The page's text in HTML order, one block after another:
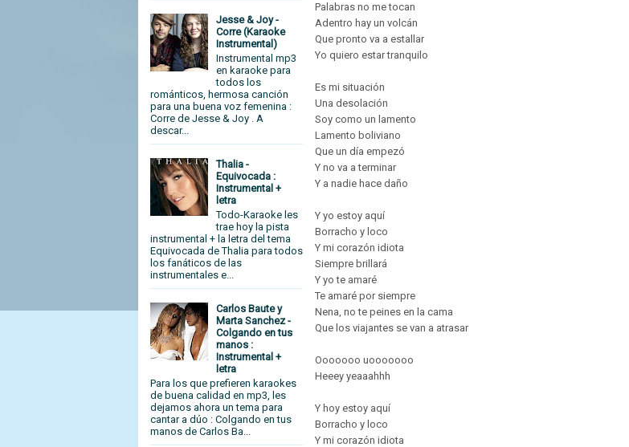
Jesse & Joy -
Corre (Karaoke
Instrumental)
Instrumental mp3
en karaoke para
todos los
románticos, hermosa canción
para una buena voz femenina :
Corre de Jesse & Joy . A
descar...
Thalia -
Equivocada :
Instrumental +
letra
Todo-Karaoke les
trae hoy la pista
instrumental + la letra del tema
Equivocada de Thalia para todos
los fanáticos de las
instrumentales e...
Carlos Baute y
Marta Sanchez -
Colgando en tus
manos :
Instrumental +
letra
Para los que prefieren karaokes
de buena calidad en mp3, les
dejamos ahora un tema para
cantar a dúo : Colgando en tus
manos de Carlos Ba...
Palabras no me tocan
Adentro hay un volcán
Que pronto va a estallar
Yo quiero estar tranquilo
Es mi situación
Una desolación
Soy como un lamento
Lamento boliviano
Que un día empezó
Y no va a terminar
Y a nadie hace daño
Y yo estoy aquí
Borracho y loco
Y mi corazón idiota
Siempre brillará
Y yo te amaré
Te amaré por siempre
Nena, no te peines en la cama
Que los viajantes se van a atrasar
Ooooooo uooooooo
Heeey yeaaahhh
Y hoy estoy aquí
Borracho y loco
Y mi corazón idiota